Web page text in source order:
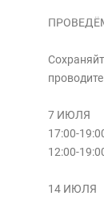
7 ИЮЛЯ
17:00-
12:00-
14 ИЮЛЯ